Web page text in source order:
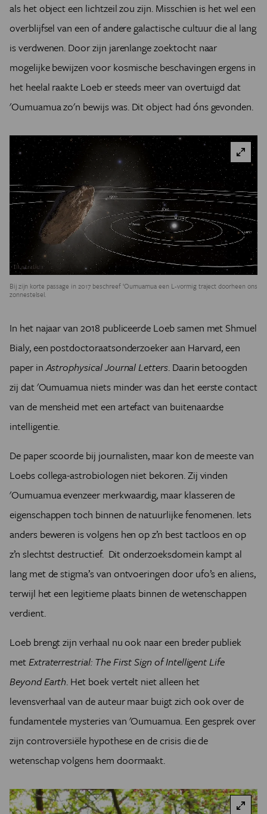
als het object een lichtzeil zou zijn. Misschien is het wel een
overblijfsel van een of andere galactische cultuur die al lang
is verdwenen. Door zijn jarenlange zoektocht naar
mogelijke bewijzen voor kosmische beschavingen ergens in
het heelal raakte Loeb er steeds meer van overtuigd dat
'Oumuamua zo'n bewijs was. Dit object had óns gevonden.
Bij zijn korte passage in 2017 beschreef ‘Oumuamua een L-vormig traject doorheen ons
zonnestelsel.
In het najaar van 2018 publiceerde Loeb samen met Shmuel
Bialy, een postdoctoraatsonderzoeker aan Harvard, een
paper inAstrophysical Journal Letters. Daarin betoogden
zij dat 'Oumuamua niets minder was dan het eerste contact
van de mensheid met een artefact van buitenaardse
intelligentie.
De paper scoorde bij journalisten, maar kon de meeste van
Loebs collega-astrobiologen niet bekoren. Zij vinden
'Oumuamua evenzeer merkwaardig, maar klasseren de
eigenschappen toch binnen de natuurlijke fenomenen. Iets
anders beweren is volgens hen op z’n best tactloos en op
z’n slechtst destructief. Dit onderzoeksdomein kampt al
lang met de stigma’s van ontvoeringen door ufo’s en aliens,
terwijl het een legitieme plaats binnen de wetenschappen
verdient.
Loeb brengt zijn verhaal nu ook naar een breder publiek
metExtraterrestrial: The First Sign of Intelligent Life
Beyond Earth. Het boek vertelt niet alleen het
levensverhaal van de auteur maar buigt zich ook over de
fundamentele mysteries van 'Oumuamua. Een gesprek over
zijn controversiële hypothese en de crisis die de
wetenschap volgens hem doormaakt.